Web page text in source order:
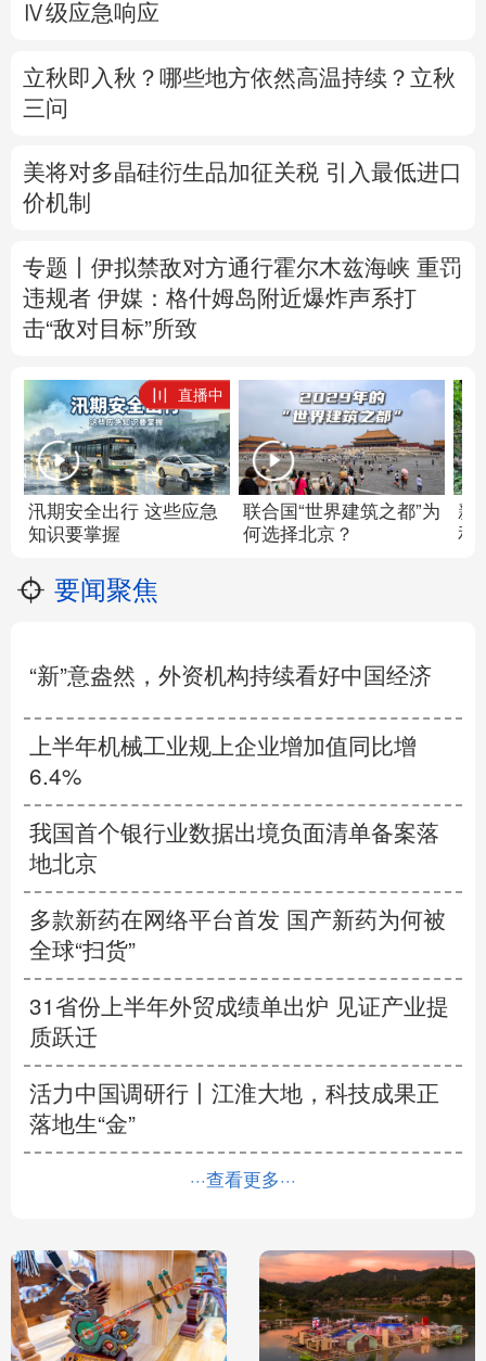
Ⅳ级应急响应
立秋即入秋？哪些地方依然高温持续？立秋
三问
美将对多晶硅衍生品加征关税 引入最低进口
价机制
专题丨 伊拟禁敌对方通行霍尔木兹海峡 重罚
违规者 伊媒：格什姆岛附近爆炸声系打
击“敌对目标”所致
直播中
汛期安全出行 这些应急
知识要掌握
联合国“世界建筑之都”为
何选择北京？
新
和
要闻聚焦
“新”意盎然，外资机构持续看好中国经济
上半年机械工业规上企业增加值同比增
6.4%
我国首个银行业数据出境负面清单备案落
地北京
多款新药在网络平台首发 国产新药为何被
全球“扫货”
31省份上半年外贸成绩单出炉 见证产业提
质跃迁
活力中国调研行丨 江淮大地，科技成果正
落地生“金”
···查看更多···